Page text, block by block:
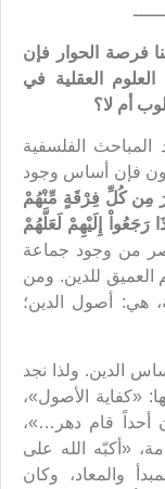
فرصة الحوار فإن
العقلية في
أم لا؟
الفلسفية
فإن أساس وجود
مِن كُلِّ فِرْقَةٍ مِّنْهُمْ
رَجَعُواْ إِلَيْهِمْ لَعَلَّهُمْ
كل عصر من وجود جماعة
العميق للدين. ومن
هي: أصول الدين؛
الدين. ولذا نجد
«كفاية الأصول»،
أحداً قام دهر…»،
«أكبّه الله على
والمعاد، وكان